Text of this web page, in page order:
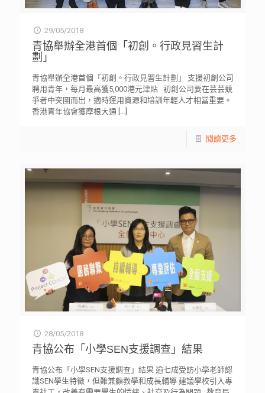
29/05/2018
青協舉辦全港首個「初創。行政見習生計
劃」
青協舉辦全港首個「初創。行政見習生計劃」 支援初創公司
聘用青年，每月最高獲5,000港元津貼 初創公司要在芸芸競
爭者中突圍而出，適時運用資源和培訓年輕人才相當重要。
香港青年協會獲摩根大通 […]
閱讀更多
28/05/2018
青協公布「小學SEN支援調查」結果
青協公布「小學SEN支援調查」結果 逾七成受訪小學老師認
識SEN學生特徵，但難兼顧教學和成長輔導 建議學校引入專